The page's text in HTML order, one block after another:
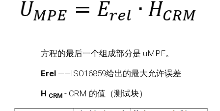
方程的最后一个组成部分是 uMPE。
Erel ——ISO16859给出的最大允许误差
H CRM - CRM 的值（测试块）